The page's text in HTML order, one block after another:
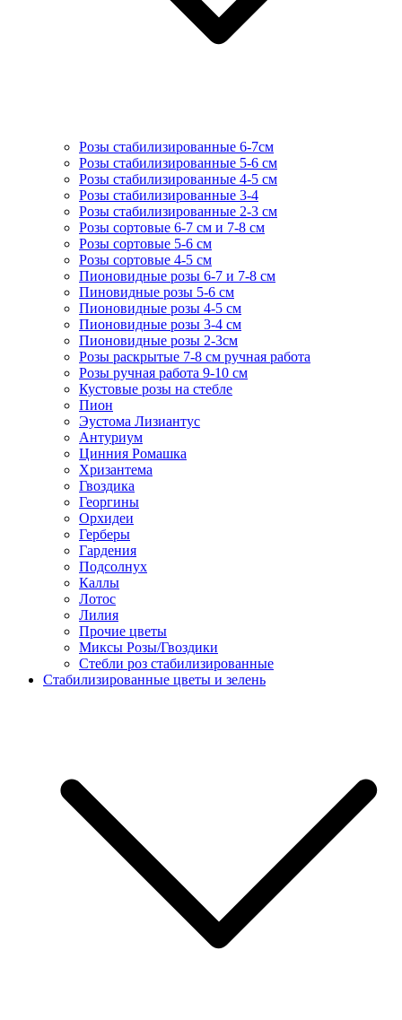
Розы стабилизированные 6-7см
Розы стабилизированные 5-6 см
Розы стабилизированные 4-5 см
Розы стабилизированные 3-4
Розы стабилизированные 2-3 см
Розы сортовые 6-7 см и 7-8 см
Розы сортовые 5-6 см
Розы сортовые 4-5 см
Пионовидные розы 6-7 и 7-8 см
Пиновидные розы 5-6 см
Пионовидные розы 4-5 см
Пионовидные розы 3-4 см
Пионовидные розы 2-3см
Розы раскрытые 7-8 см ручная работа
Розы ручная работа 9-10 см
Кустовые розы на стебле
Пион
Эустома Лизиантус
Антуриум
Цинния Ромашка
Хризантема
Гвоздика
Георгины
Орхидеи
Герберы
Гардения
Подсолнух
Каллы
Лотос
Лилия
Прочие цветы
Миксы Розы/Гвоздики
Стебли роз стабилизированные
Стабилизированные цветы и зелень